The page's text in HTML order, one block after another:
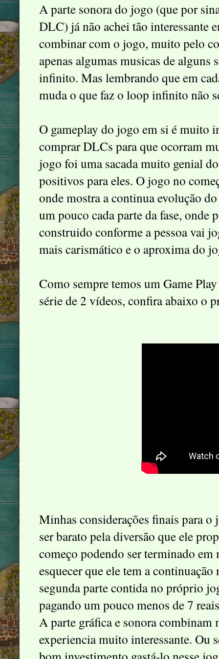
A parte sonora do jogo (que por
DLC) já não achei tão interessante
combinar com o jogo, muito pelo
apenas algumas musicas de
infinito. Mas lembrando que em
muda o que faz o loop infinito não
O gameplay do jogo em si é muito
comprar DLCs para que ocorram
jogo foi uma sacada muito genial
positivos para eles. O jogo no
onde mostra a continua evolução
um pouco cada parte da fase, onde
construido conforme a pessoa vai
mais carismático e o aproxima do
Como sempre temos um Game
série de 2 vídeos, confira abaixo o
Minhas considerações finais para o
ser barato pela diversão que ele
começo podendo ser terminado
esquecer que ele tem a
segunda parte contida no próprio
pagando um pouco menos de 7
A parte gráfica e sonora combinam
experiencia muito interessante. Ou